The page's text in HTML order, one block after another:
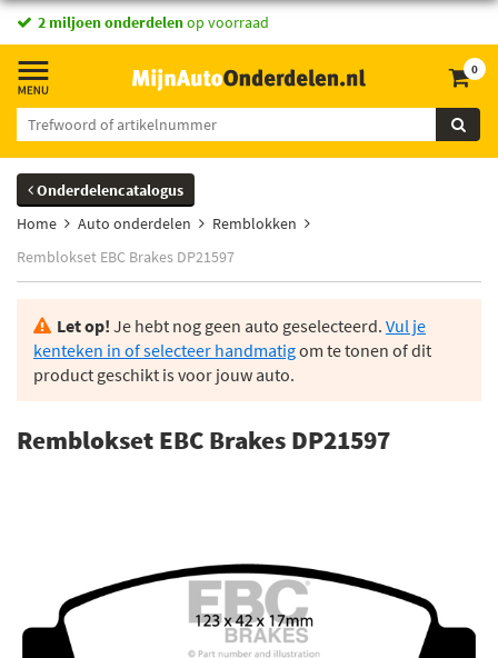
2 miljoen onderdelenop voorraad
0
Onderdelencatalogus
Home
Auto onderdelen
Remblokken
Remblokset EBC Brakes DP21597
Let op! Je hebt nog geen auto geselecteerd. Vul je
kenteken in of selecteer handmatigom te tonen of dit
product geschikt is voor jouw auto.
Remblokset EBC Brakes DP21597